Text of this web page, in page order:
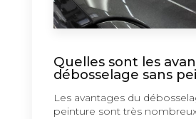
Quelles sont les
débosselage sans
Les avantages du
peinture sont très